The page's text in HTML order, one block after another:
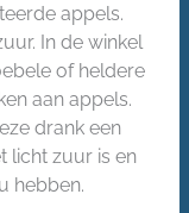
appels.
In de winkel
of heldere
aan appels.
drank een
licht zuur is en
hebben.